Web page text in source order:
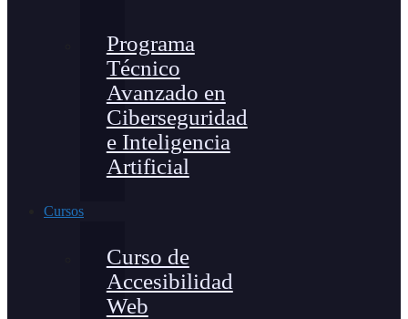
Programa
Técnico
Avanzado en
Ciberseguridad
e Inteligencia
Artificial
Cursos
Curso de
Accesibilidad
Web